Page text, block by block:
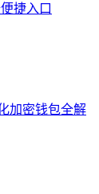
捷入口
加密钱包全解